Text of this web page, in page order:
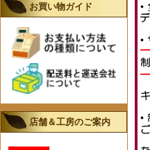
お買い物ガイド
店舗＆工房のご案内